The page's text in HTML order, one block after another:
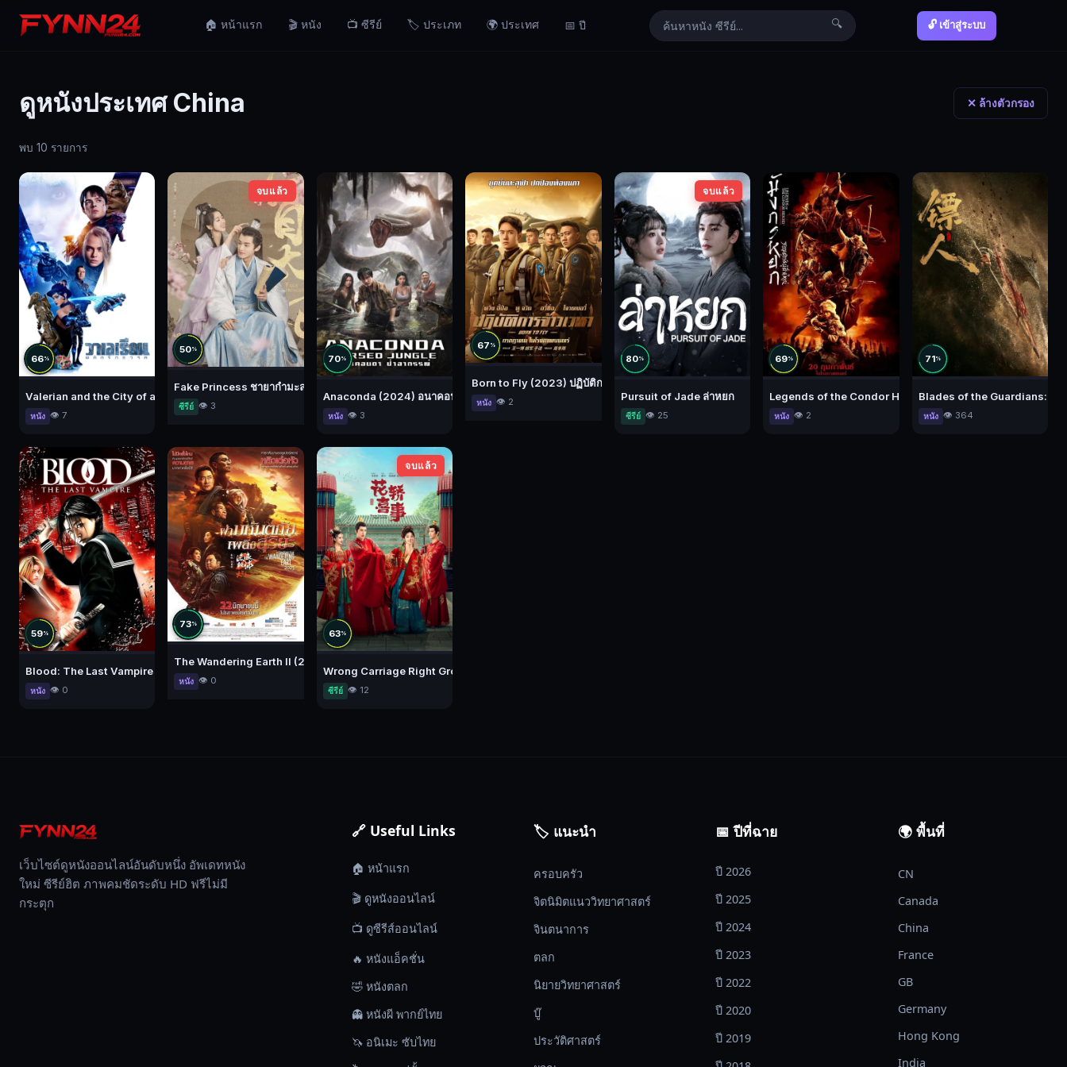
🏠 หน้าแรก 🎬 หนัง 📺 ซีรีย์ 🏷️ ประเภท 🌍 ประเทศ 📅 ปี 🔍 🔓 เข้าสู่ระบบ
ดูหนังประเทศ China ✕ ล้างตัวกรอง
พบ 10 รายการ
66%
Valerian and the City of a Thousand Planets (2017) วาเลเรียน พลิกจักรวาล
หนัง 👁️ 7
50%
จบแล้ว
Fake Princess ชายากำมะลอ
ซีรีย์ 👁️ 3
70%
Anaconda (2024) อนาคอนดา ป่าอาถรรพ์
หนัง 👁️ 3
67 %
Born to Fly (2023) ปฏิบัติการจ้าวเวหา
หนัง 👁️ 2
80%
จบแล้ว
Pursuit of Jade ล่าหยก
ซีรีย์ 👁️ 25
69%
Legends of the Condor Heroes: The Gallants (2025) มังก
หนัง 👁️ 2
71%
Blades of the Guardians:
หนัง 👁️ 364
59%
Blood: The Last Vampire (2009) ยัยตัวร้าย สายพันธุ์อมตะ
หนัง 👁️ 0
73%
The Wandering Earth II (2023) ฝ่ามหันตภัยเพลิงสุริยะ
หนัง 👁️ 0
63%
จบแล้ว
Wrong Carriage Right Groom ชุลมุนรักสลับเกี้ยว
ซีรีย์ 👁️ 12
เว็บไซต์ดูหนังออนไลน์อันดับหนึ่ง อัพเดทหนัง
ใหม่ ซีรีย์ฮิต ภาพคมชัดระดับ HD ฟรีไม่มี
กระตุก
🔗 Useful Links
🏠 หน้าแรก
🎬 ดูหนังออนไลน์
📺 ดูซีรีส์ออนไลน์
🔥 หนังแอ็คชั่น
🤣 หนังตลก
👻 หนังผี พากย์ไทย
🦄 อนิเมะ ซับไทย
🏷️ แนะนำ
ครอบครัว
จิตนิมิตแนววิทยาศาสตร์
จินตนาการ
ตลก
นิยายวิทยาศาสตร์
บู๊
ประวัติศาสตร์
📅 ปีที่ฉาย
ปี 2026
ปี 2025
ปี 2024
ปี 2023
ปี 2022
ปี 2020
ปี 2019
🌍 พื้นที่
CN
Canada
China
France
GB
Germany
Hong Kong
India